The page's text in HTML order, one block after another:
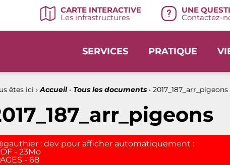
CARTE INTERACTIVE
Les infrastructures
UNE
Contactez-
SERVICES PRATIQUE
êtes ici › Accueil• Tous les documents• 2017_187_arr_pigeons
: dev pour afficher automatiquement :
- 23Mo
- 68